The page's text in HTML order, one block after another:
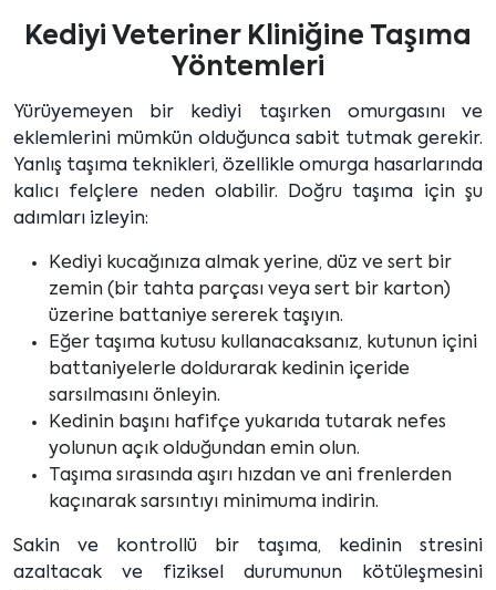
Kediyi Veteriner Kliniğine Taşıma
Yöntemleri
Yürüyemeyen bir kediyi taşırken omurgasını ve
eklemlerini mümkün olduğunca sabit tutmak gerekir.
Yanlış taşıma teknikleri, özellikle omurga hasarlarında
kalıcı felçlere neden olabilir. Doğru taşıma için şu
adımları izleyin:
Kediyi kucağınıza almak yerine, düz ve sert bir
zemin (bir tahta parçası veya sert bir karton)
üzerine battaniye sererek taşıyın.
Eğer taşıma kutusu kullanacaksanız, kutunun içini
battaniyelerle doldurarak kedinin içeride
sarsılmasını önleyin.
Kedinin başını hafifçe yukarıda tutarak nefes
yolunun açık olduğundan emin olun.
Taşıma sırasında aşırı hızdan ve ani frenlerden
kaçınarak sarsıntıyı minimuma indirin.
Sakin ve kontrollü bir taşıma, kedinin stresini
azaltacak ve fiziksel durumunun kötüleşmesini